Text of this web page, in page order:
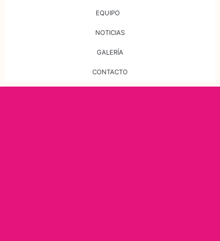
EQUIPO
NOTICIAS
GALERÍA
CONTACTO